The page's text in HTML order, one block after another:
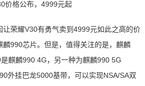
让荣耀V30有勇气卖到4999元如此之高的价
麟990芯片。但是，值得关注的是，麒麟
麒麟990 4G，另一种为麒麟990 5G
外挂巴龙5000基带，可以实现NSA/SA双